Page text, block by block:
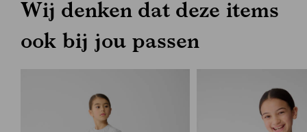
Wij denken dat deze items
ook bij jou passen